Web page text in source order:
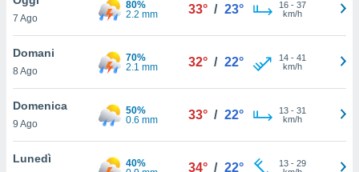
è
al sito
di
ci
di
il
7 Ago
80%
2.2 mm
33° / 23° 16- 37
km/h
Domani
8 Ago
70%
2.1 mm
32° / 22° 14- 41
km/h
Domenica
9 Ago
50%
0.6 mm
33° / 22° 13- 31
km/h
Lunedì
40%
34° / 22° 13- 29